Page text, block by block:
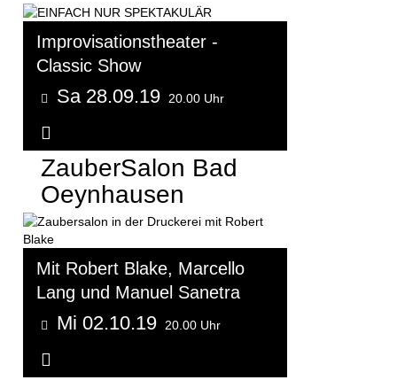
Improvisationstheater -
Classic Show
Sa 28.09.19 20.00 Uhr
ZauberSalon Bad
Oeynhausen
Mit Robert Blake, Marcello
Lang und Manuel Sanetra
Mi 02.10.19 20.00 Uhr